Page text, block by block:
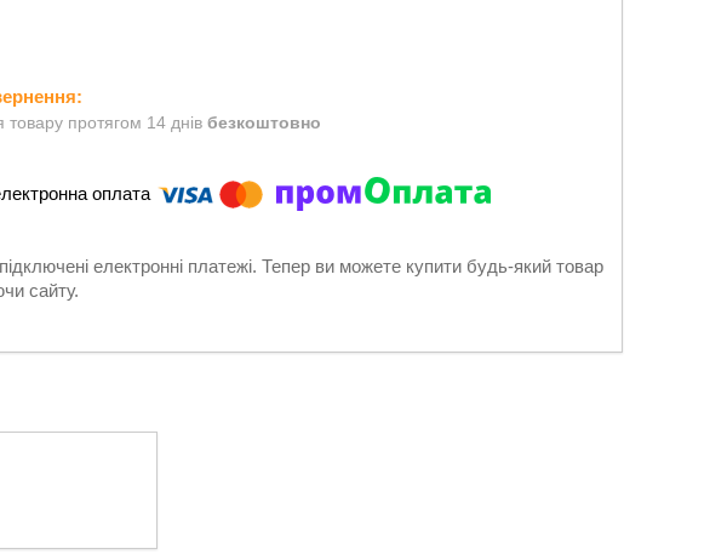
товару протягом 14 днів безкоштовно
електронні платежі. Тепер ви можете купити будь-який товар
сайту.